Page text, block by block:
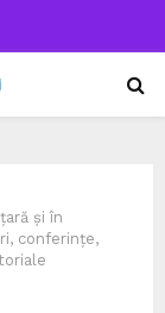
și în
conferințe,